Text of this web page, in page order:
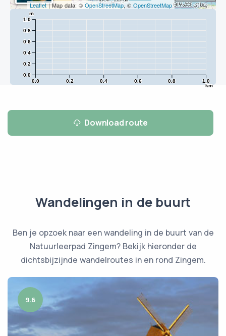
Leaflet| Map data: © OpenStreetMap, © OpenStreetMap
0.0 0.2 0.4 0.6 0.8 1.0
km
0.0
0.2
0.4
0.6
0.8
1.0
m
Download route
Wandelingen in de buurt
Ben je opzoek naar een wandeling in de buurt van de
Natuurleerpad Zingem? Bekijk hieronder de
dichtsbijzijnde wandelroutes in en rond Zingem.
9.6